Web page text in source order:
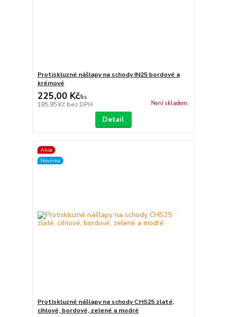
Protiskluzné nášlapy na schody IN25 bordové a
krémové
225,00 Kč/ks
185,95 Kč bez DPH Není skladem
Detail
Akce
Novinka
Protiskluzné nášlapy na schody CHS25 zlaté,
cihlové, bordové, zelené a modré